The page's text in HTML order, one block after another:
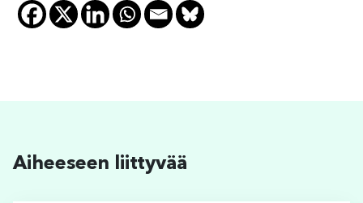
Aiheeseen liittyvää